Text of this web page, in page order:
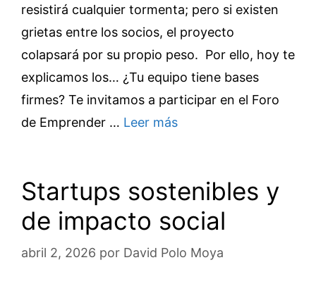
resistirá cualquier tormenta; pero si existen
grietas entre los socios, el proyecto
colapsará por su propio peso. Por ello, hoy te
explicamos los… ¿Tu equipo tiene bases
firmes? Te invitamos a participar en el Foro
de Emprender … Leer más
Startups sostenibles y
de impacto social
abril 2, 2026 por David Polo Moya